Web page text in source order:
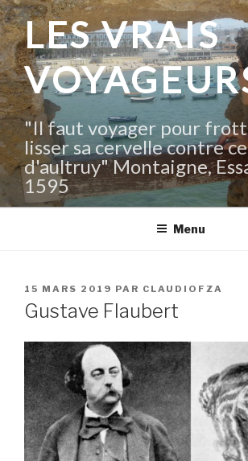
Aller
au
contenu
principal
LES VRAIS
"Il faut voyager pour
lisser sa cervelle contre
d'aultruy" Montaigne,
1595
Menu
PUBLIÉ
LE
15 MARS 2019 PAR CLAUDIOFZA
Gustave Flaubert